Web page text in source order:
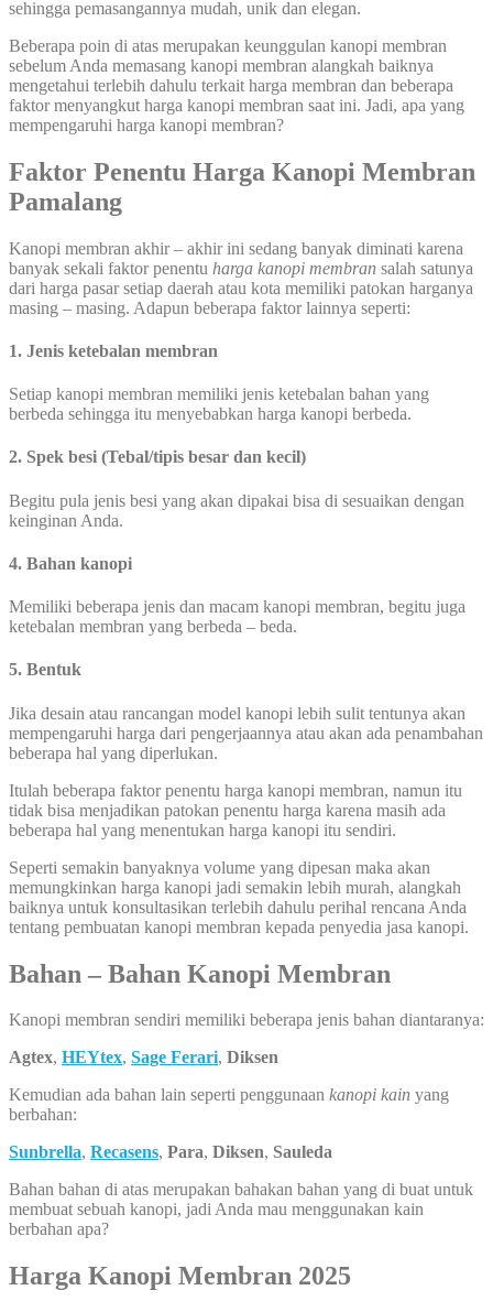
sehingga pemasangannya mudah, unik dan elegan.
Beberapa poin di atas merupakan keunggulan kanopi membran
sebelum Anda memasang kanopi membran alangkah baiknya
mengetahui terlebih dahulu terkait harga membran dan beberapa
faktor menyangkut harga kanopi membran saat ini. Jadi, apa yang
mempengaruhi harga kanopi membran?
Faktor Penentu Harga Kanopi Membran
Pamalang
Kanopi membran akhir – akhir ini sedang banyak diminati karena
banyak sekali faktor penentu harga kanopi membran salah satunya
dari harga pasar setiap daerah atau kota memiliki patokan harganya
masing – masing. Adapun beberapa faktor lainnya seperti:
1. Jenis ketebalan membran
Setiap kanopi membran memiliki jenis ketebalan bahan yang
berbeda sehingga itu menyebabkan harga kanopi berbeda.
2. Spek besi (Tebal/tipis besar dan kecil)
Begitu pula jenis besi yang akan dipakai bisa di sesuaikan dengan
keinginan Anda.
4. Bahan kanopi
Memiliki beberapa jenis dan macam kanopi membran, begitu juga
ketebalan membran yang berbeda – beda.
5. Bentuk
Jika desain atau rancangan model kanopi lebih sulit tentunya akan
mempengaruhi harga dari pengerjaannya atau akan ada penambahan
beberapa hal yang diperlukan.
Itulah beberapa faktor penentu harga kanopi membran, namun itu
tidak bisa menjadikan patokan penentu harga karena masih ada
beberapa hal yang menentukan harga kanopi itu sendiri.
Seperti semakin banyaknya volume yang dipesan maka akan
memungkinkan harga kanopi jadi semakin lebih murah, alangkah
baiknya untuk konsultasikan terlebih dahulu perihal rencana Anda
tentang pembuatan kanopi membran kepada penyedia jasa kanopi.
Bahan – Bahan Kanopi Membran
Kanopi membran sendiri memiliki beberapa jenis bahan diantaranya:
Agtex, HEYtex, Sage Ferari, Diksen
Kemudian ada bahan lain seperti penggunaan kanopi kain yang
berbahan:
Sunbrella, Recasens, Para, Diksen, Sauleda
Bahan bahan di atas merupakan bahakan bahan yang di buat untuk
membuat sebuah kanopi, jadi Anda mau menggunakan kain
berbahan apa?
Harga Kanopi Membran 2025